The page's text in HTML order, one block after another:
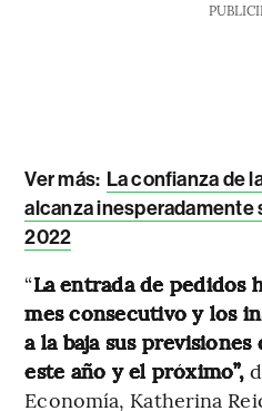
Ver más: La confianza de
alcanza inesperadamente
2022
“La entrada de pedidos
mes consecutivo y los
a la baja sus
este año y el próximo”,
Economía, Katherina